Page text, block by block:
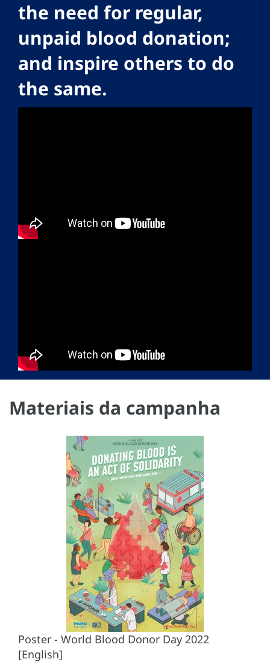
the need for regular,
unpaid blood donation;
and inspire others to do
the same.
Materiais da campanha
Poster - World Blood Donor Day 2022
[English]